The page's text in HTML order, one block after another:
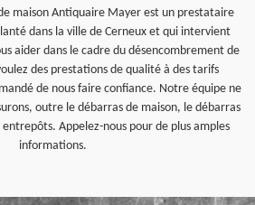
maison Antiquaire Mayer est un prestataire
dans la ville de Cerneux et qui intervient
aider dans le cadre du désencombrement de
des prestations de qualité à des tarifs
de nous faire confiance. Notre équipe ne
outre le débarras de maison, le débarras
Appelez-nous pour de plus amples
informations.